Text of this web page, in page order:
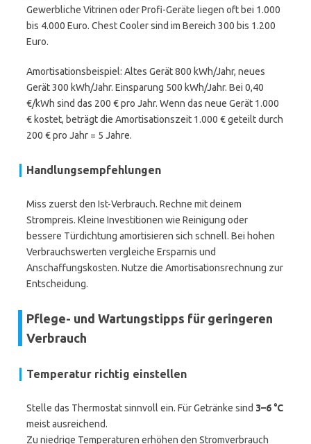
Gewerbliche Vitrinen oder Profi-Geräte liegen oft bei 1.000
bis 4.000 Euro. Chest Cooler sind im Bereich 300 bis 1.200
Euro.
Amortisationsbeispiel: Altes Gerät 800 kWh/Jahr, neues
Gerät 300 kWh/Jahr. Einsparung 500 kWh/Jahr. Bei 0,40
€/kWh sind das 200 € pro Jahr. Wenn das neue Gerät 1.000
€ kostet, beträgt die Amortisationszeit 1.000 € geteilt durch
200 € pro Jahr = 5 Jahre.
Handlungsempfehlungen
Miss zuerst den Ist-Verbrauch. Rechne mit deinem
Strompreis. Kleine Investitionen wie Reinigung oder
bessere Türdichtung amortisieren sich schnell. Bei hohen
Verbrauchswerten vergleiche Ersparnis und
Anschaffungskosten. Nutze die Amortisationsrechnung zur
Entscheidung.
Pflege- und Wartungstipps für geringeren
Verbrauch
Temperatur richtig einstellen
Stelle das Thermostat sinnvoll ein. Für Getränke sind 3–6 °C
meist ausreichend.
Zu niedrige Temperaturen erhöhen den Stromverbrauch